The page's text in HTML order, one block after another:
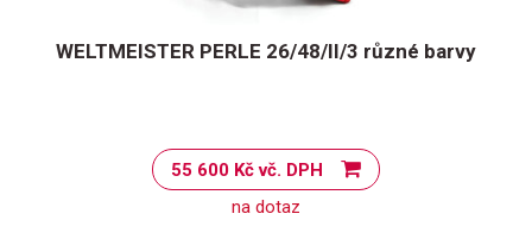
WELTMEISTER PERLE 26/48/II/3 různé barvy
55 600 Kč vč. DPH
na dotaz